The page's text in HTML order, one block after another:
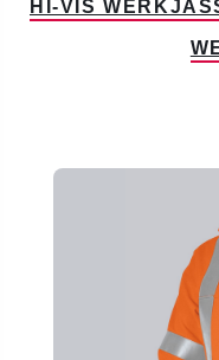
HI-VIS